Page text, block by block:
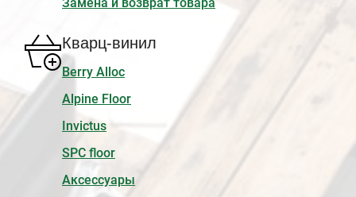
Кварц-винил
Berry Alloc
Alpine Floor
Invictus
SPC floor
Аксессуары